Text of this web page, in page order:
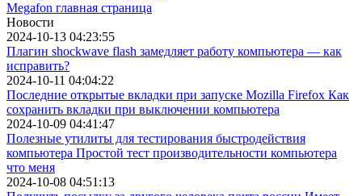
Megafon главная страница
Новости
2024-10-13 04:23:55
Плагин shockwave flash замедляет работу компьютера — как
исправить?
2024-10-11 04:04:22
Последние открытые вкладки при запуске Mozilla Firefox Как
сохранить вкладки при выключении компьютера
2024-10-09 04:41:47
Полезные утилиты для тестирования быстродействия
компьютера Простой тест производительности компьютера
что меня
2024-10-08 04:51:13